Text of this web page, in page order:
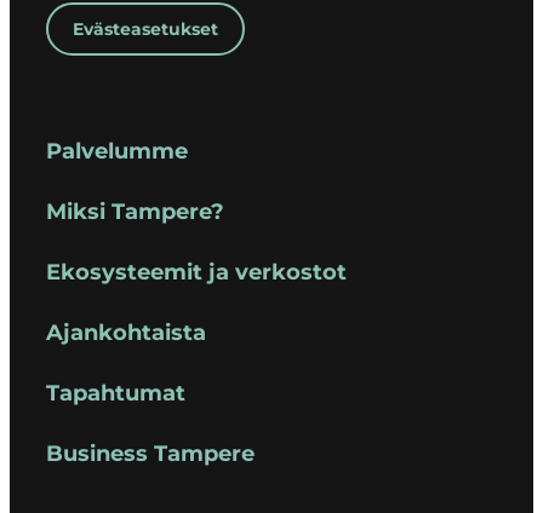
Evästeasetukset
Palvelumme
Miksi Tampere?
Ekosysteemit ja verkostot
Ajankohtaista
Tapahtumat
Business Tampere